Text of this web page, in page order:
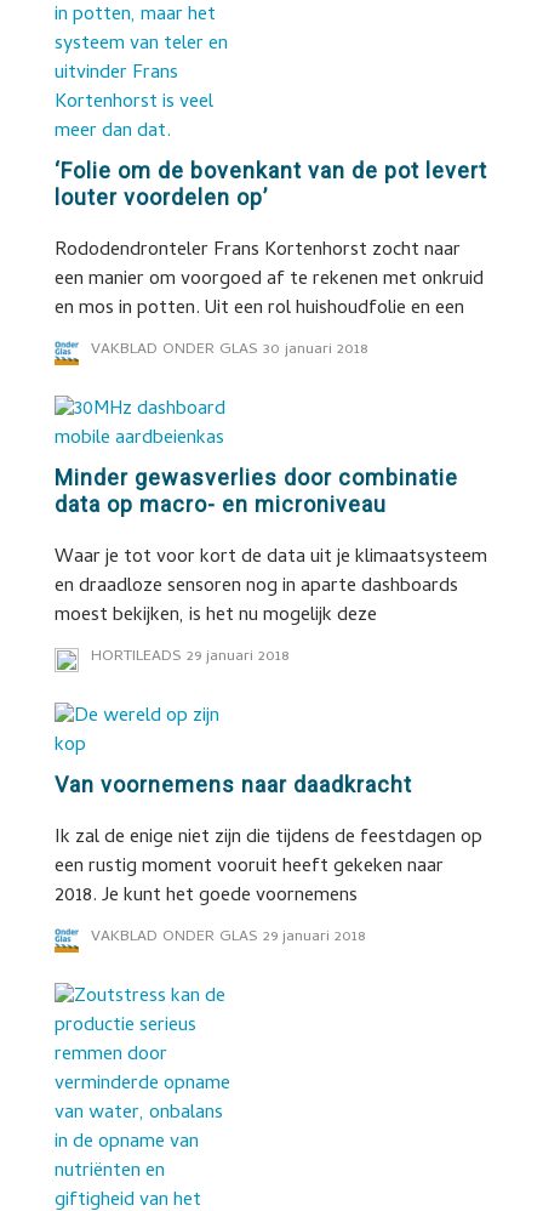
‘Folie om de bovenkant van de pot levert
louter voordelen op’
Rododendronteler Frans Kortenhorst zocht naar
een manier om voorgoed af te rekenen met onkruid
en mos in potten. Uit een rol huishoudfolie en een
VAKBLAD ONDER GLAS 30 januari 2018
Minder gewasverlies door combinatie
data op macro- en microniveau
Waar je tot voor kort de data uit je klimaatsysteem
en draadloze sensoren nog in aparte dashboards
moest bekijken, is het nu mogelijk deze
HORTILEADS 29 januari 2018
Van voornemens naar daadkracht
Ik zal de enige niet zijn die tijdens de feestdagen op
een rustig moment vooruit heeft gekeken naar
2018. Je kunt het goede voornemens
VAKBLAD ONDER GLAS 29 januari 2018